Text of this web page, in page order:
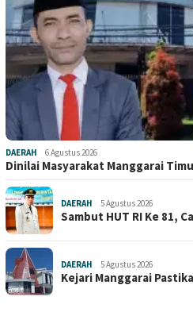
DAERAH 6 Agustus 2026
Dinilai Masyarakat Manggarai
DAERAH 5 Agustus 2026
Sambut HUT RI Ke 81,
DAERAH 5 Agustus 2026
Kejari Manggarai